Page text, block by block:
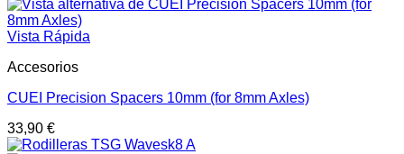
Vista Rápida
Accesorios
CUEI Precision Spacers 10mm (for 8mm Axles)
33,90 €